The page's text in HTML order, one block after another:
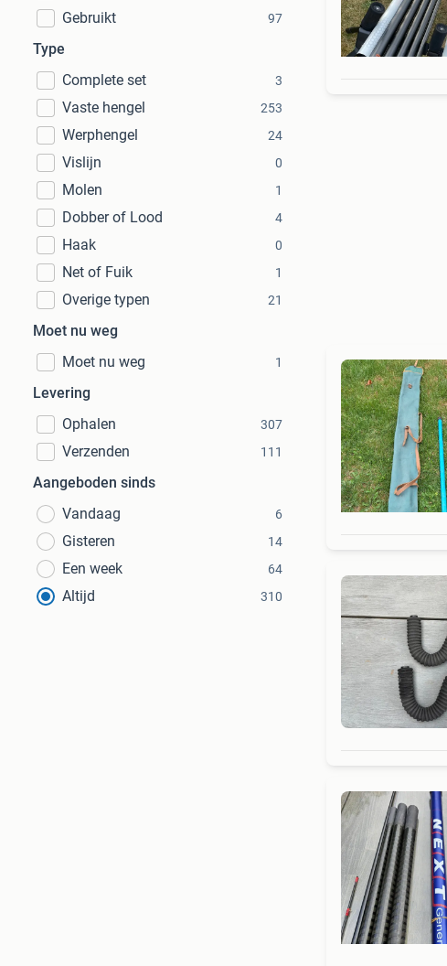
Gebruikt 97
Type
Complete set
3
Vaste hengel 253
Werphengel 24
Vislijn 0
Molen 1
Dobber of Lood 4
Haak 0
Net of Fuik 1
Overige typen 21
Moet nu weg
Moet nu weg
1
Levering
Ophalen
307
Verzenden 111
Aangeboden sinds
Vandaag
6
Gisteren 14
Een week 64
Altijd 310